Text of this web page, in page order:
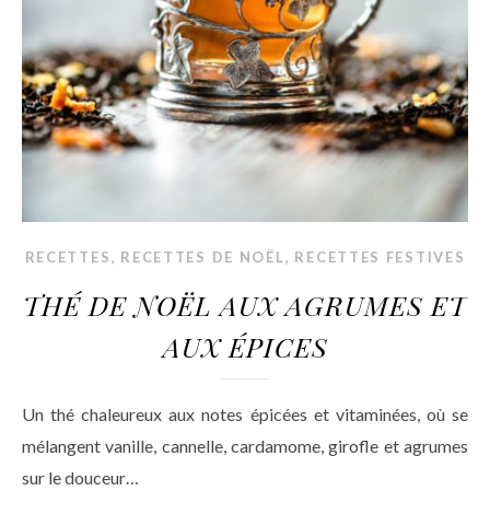
RECETTES, RECETTES DE NOËL, RECETTES FESTIVES
THÉ DE NOËL AUX AGRUMES ET
AUX ÉPICES
Un thé chaleureux aux notes épicées et vitaminées, où se
mélangent vanille, cannelle, cardamome, girofle et agrumes
sur le douceur…